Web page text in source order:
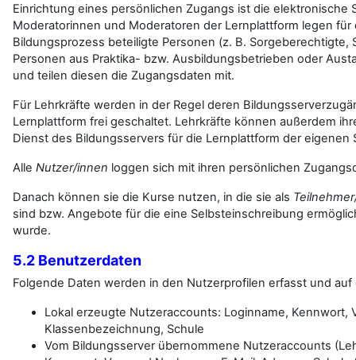
Einrichtung eines persönlichen Zugangs ist die elektronische
Moderatorinnen und Moderatoren der Lernplattform legen
Bildungsprozess beteiligte Personen (z. B. Sorgeberechtigte,
Personen aus Praktika- bzw. Ausbildungsbetrieben oder
und teilen diesen die Zugangsdaten mit.
Für Lehrkräfte werden in der Regel deren
Lernplattform frei geschaltet. Lehrkräfte können außerdem
Dienst des Bildungsservers für die Lernplattform der eigenen
Alle Nutzer/innen loggen sich mit ihren persönlichen
Danach können sie die Kurse nutzen, in die sie als
sind bzw. Angebote für die eine Selbsteinschreibung
wurde.
5.2 Benutzerdaten
Folgende Daten werden in den Nutzerprofilen erfasst und
Lokal erzeugte Nutzeraccounts: Loginname, Kennwort,
Klassenbezeichnung, Schule
Vom Bildungsserver übernommene Nutzeraccounts